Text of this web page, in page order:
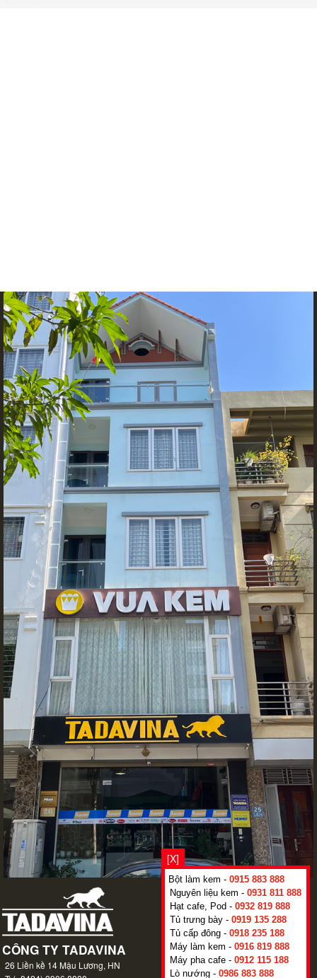
[X]
Bột làm kem - 0915 883 888
Nguyên liệu kem - 0931 811 888
Hạt cafe, Pod - 0932 819 888
Tủ trưng bày - 0919 135 288
Tủ cấp đông - 0918 235 188
Máy làm kem - 0916 819 888
Máy pha cafe - 0912 115 188
Lò nướng - 0986 883 888